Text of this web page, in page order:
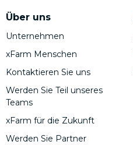
Über uns
Unternehmen
xFarm Menschen
Kontaktieren Sie uns
Werden Sie Teil unseres
Teams
xFarm für die Zukunft
Werden Sie Partner